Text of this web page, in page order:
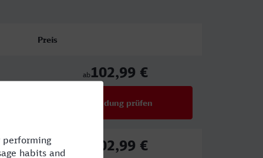
Preis
ab102,99 €
Verbindung prüfen
102,99 €